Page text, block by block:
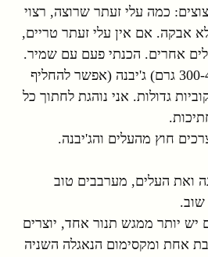
כמה עלי זעתר שרוצה, רצוי
אבקה. אם אין עלי זעתר טריים,
אחרים. הכנתי פעם עם שמיר.
חבילת ג'יבנה (300-400 גרם) ג'יבנה (אפשר להחליף
גדולות. אני נוהגת לחתוך כל
חוץ מהעלים והג'יבנה.
ואת העלים, מערבבים טוב
שוב.
יש יותר ממגש תנור אחד, יוצרים
אחת ומקסימום הנאגלה השניה